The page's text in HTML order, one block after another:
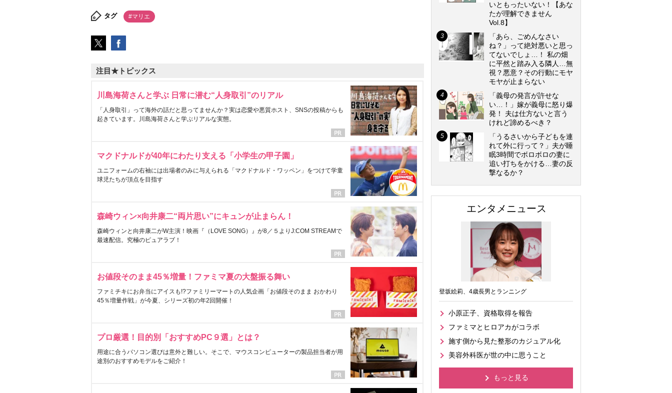
タグ #マリエ
注目★トピックス
川島海荷さんと学ぶ 日常に潜む“人身取引”のリアル
「人身取引」って海外の話だと思ってませんか？実は恋愛や悪質ホスト、SNSの投稿からも
起きています。川島海荷さんと学ぶリアルな実態。
マクドナルドが40年にわたり支える「小学生の甲子園」
ユニフォームの右袖には出場者のみに与えられる「マクドナルド・ワッペン」をつけて学童
球児たちが頂点を目指す
森崎ウィン×向井康二“両片思い”にキュンが止まらん！
森崎ウィンと向井康二がW主演！映画『（LOVE SONG）』が8／５よりJ:COM STREAMで
最速配信。究極のピュアラブ！
お値段そのまま45％増量！ファミマ夏の大盤振る舞い
ファミチキにお弁当にアイスも!?ファミリーマートの人気企画「お値段そのまま おかわり
45％増量作戦」が今夏、シリーズ初の年2回開催！
プロ厳選！目的別「おすすめPC９選」とは？
用途に合うパソコン選びは意外と難しい。そこで、マウスコンピューターの製品担当者が用
途別のおすすめモデルをご紹介！
いともったいない！【あな
たが理解できません
Vol.8】
「あら、ごめんなさい
ね？」って絶対悪いと思っ
てないでしょ…！ 私の畑
に平然と踏み入る隣人…無
視？悪意？その行動にモヤ
モヤが止まらない
「義母の発言が許せな
い…！」嫁が義母に怒り爆
発！ 夫は仕方ないと言う
けれど諦めるべき？
「うるさいから子どもを連
れて外に行って？」夫が睡
眠3時間でボロボロの妻に
追い打ちをかける…妻の反
撃なるか？
エンタメニュース
登坂絵莉、4歳長男とランニング
小原正子、資格取得を報告
ファミマとヒロアカがコラボ
施す側から見た整形のカジュアル化
美容外科医が世の中に思うこと
もっと見る